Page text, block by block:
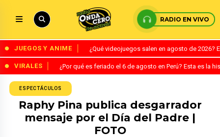
RADIO EN VIVO
JUEGOS Y ANIME ¿Qué videojuegos salen en agosto de
VIRALES ¿Por qué es feriado el 6 de agosto en Perú? Esta es la
ESPECTÁCULOS
Raphy Pina publica desgarrador
mensaje por el Día del Padre |
FOTO